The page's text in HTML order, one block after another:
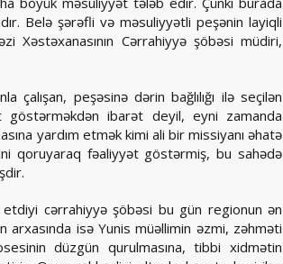
Belə şərəfli və məsuliyyətli peşənin layiqli
Xəstəxanasının Cərrahiyyə şöbəsi müdiri,
çalışan, peşəsinə dərin bağlılığı ilə seçilən
göstərməkdən ibarət deyil, eyni zamanda
yardım etmək kimi ali bir missiyanı əhatə
qoruyaraq fəaliyyət göstərmiş, bu sahədə
cərrahiyyə şöbəsi bu gün regionun ən
arxasında isə Yunis müəllimin əzmi, zəhməti
düzgün qurulmasına, tibbi xidmətin